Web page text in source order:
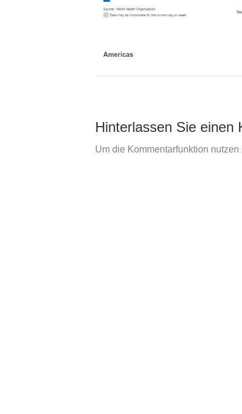
Hinterlassen Sie einen
Um die Kommentarfunktion